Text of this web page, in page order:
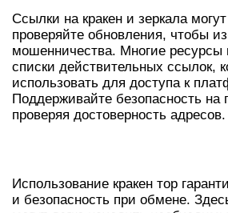
Ссылки на кракен и зеркала
проверяйте обновления, чтобы
мошенничества. Многие ресурсы
списки действительных ссылок,
использовать для доступа к
Поддерживайте безопасность на
проверяя достоверность адресов.
Использование кракен тор
и безопасность при обмене.